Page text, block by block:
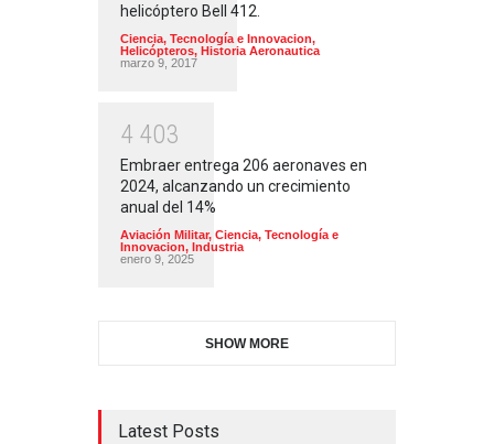
helicóptero Bell 412.
Ciencia, Tecnología e Innovacion,
Helicópteros, Historia Aeronautica
marzo 9, 2017
4 403
Embraer entrega 206 aeronaves en
2024, alcanzando un crecimiento
anual del 14%
Aviación Militar, Ciencia, Tecnología e
Innovacion, Industria
enero 9, 2025
SHOW MORE
Latest Posts